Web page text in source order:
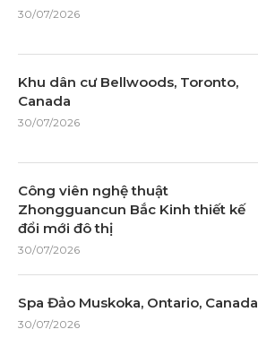
30/07/2026
Khu dân cư Bellwoods, Toronto,
Canada
30/07/2026
Công viên nghệ thuật
Zhongguancun Bắc Kinh thiết kế
đổi mới đô thị
30/07/2026
Spa Đảo Muskoka, Ontario, Canada
30/07/2026